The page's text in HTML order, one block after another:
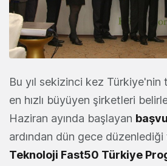
Bu yıl sekizinci kez Türkiye'nin
en hızlı büyüyen şirketleri
Haziran ayında başlayan
ardından dün gece
Teknoloji Fast50 Türkiye